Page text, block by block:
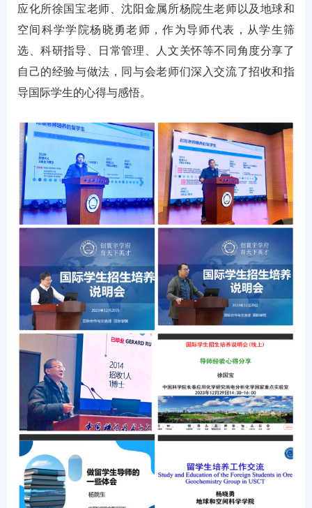
应化所徐国宝老师、沈阳金属所杨院生老师以及地球和
空间科学学院杨晓勇老师，作为导师代表，从学生筛
选、科研指导、日常管理、人文关怀等不同角度分享了
自己的经验与做法，同与会老师们深入交流了招收和指
导国际学生的心得与感悟。